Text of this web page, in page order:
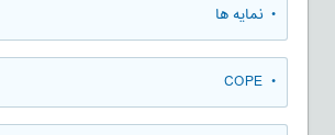
• نمایه ها
• COPE